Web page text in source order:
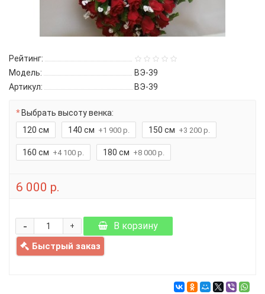
Рейтинг:
Модель:
ВЭ-39
Артикул:
ВЭ-39
Выбрать высоту венка:
120 см
140 см +1 900 р. 150 см +3 200 р.
160 см +4 100 р. 180 см +8 000 р.
6 000 р.
+
- В корзину
Быстрый заказ